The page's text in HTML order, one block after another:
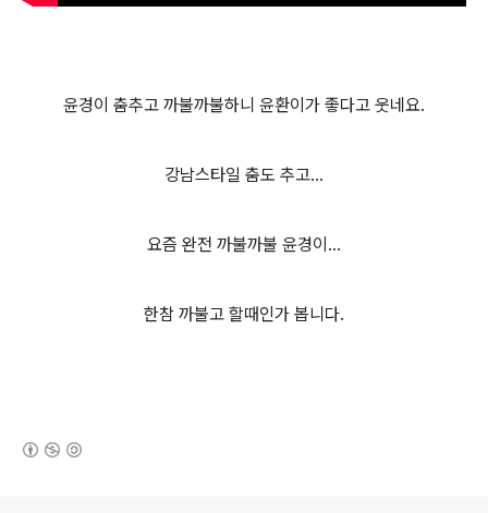
윤경이 춤추고 까불까불하니 윤환이가 좋다고 웃네요.
강남스타일 춤도 추고...
요즘 완전 까불까불 윤경이...
한참 까불고 할때인가 봅니다.